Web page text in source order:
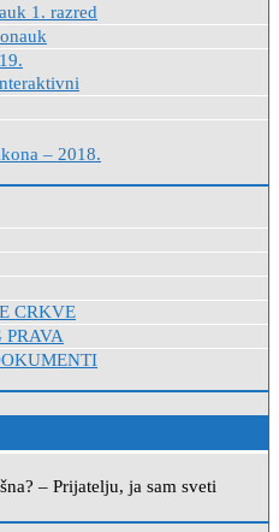
1. razred
– 2018.
CRKVE
– Prijatelju, ja sam sveti